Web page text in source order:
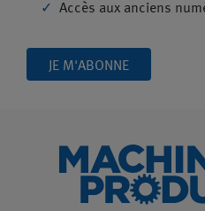
Accès aux anciens
JE M'ABONNE